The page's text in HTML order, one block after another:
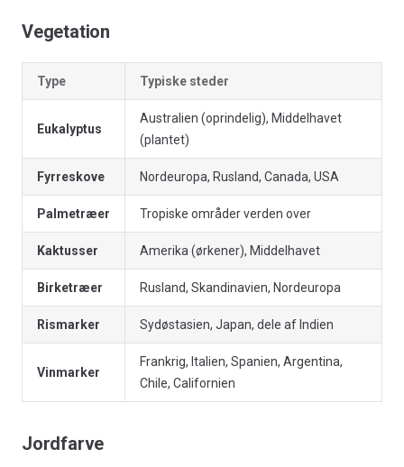
Vegetation
Type Typiske steder
Eukalyptus
Australien (oprindelig), Middelhavet
(plantet)
Fyrreskove Nordeuropa, Rusland, Canada, USA
Palmetræer Tropiske områder verden over
Kaktusser Amerika (ørkener), Middelhavet
Birketræer Rusland, Skandinavien, Nordeuropa
Rismarker Sydøstasien, Japan, dele af Indien
Vinmarker
Frankrig, Italien, Spanien, Argentina,
Chile, Californien
Jordfarve